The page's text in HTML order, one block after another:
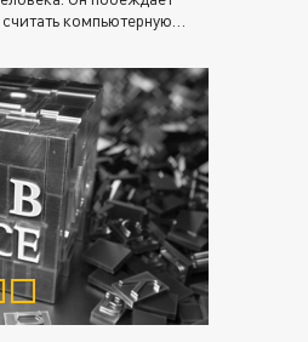
компьютерную